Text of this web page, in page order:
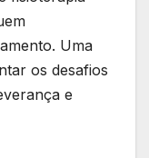
Uma
os desafios
e